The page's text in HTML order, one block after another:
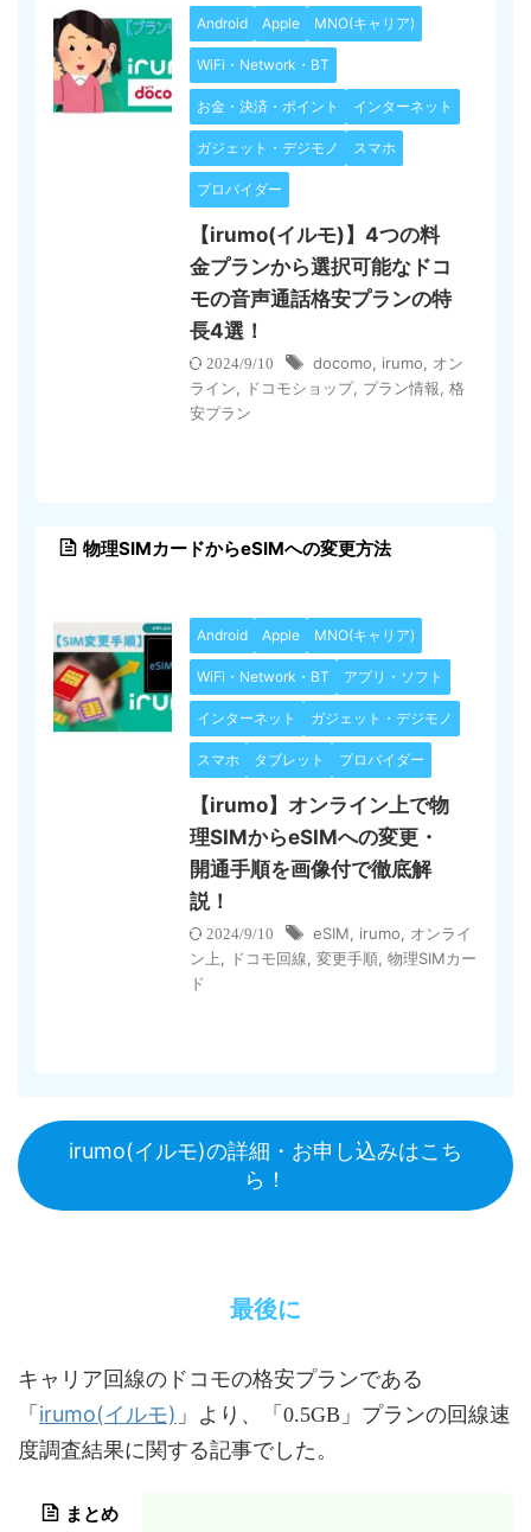
Android Apple MNO(キャリア)
WiFi・Network・BT
お金・決済・ポイント インターネット
ガジェット・デジモノ スマホ
プロバイダー
【irumo(イルモ)】4つの料
金プランから選択可能なドコ
モの音声通話格安プランの特
長4選！
2024/9/10 docomo irumo
オン
ライン
ドコモショップ, プラン情報 格
安プラン
物理SIMカードからeSIMへの変更方法
Android Apple MNO(キャリア)
WiFi・Network・BT アプリ・ソフト
インターネット ガジェット・デジモノ
スマホ タブレット プロバイダー
【irumo】オンライン上で物
理SIMからeSIMへの変更・
開通手順を画像付で徹底解
説！
2024/9/10 eSIM irumo
オンライ
ン上
ドコモ回線 変更手順 物理SIMカー
ド
irumo(イルモ)の詳細・お申し込みはこち
ら！
最後に
キャリア回線のドコモの格安プランである
「 irumo(イルモ) 」より、「0.5GB」プランの回線速
度調査結果に関する記事でした。
まとめ